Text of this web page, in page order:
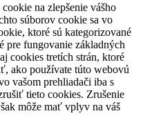
na zlepšenie vášho
súborov cookie sa vo
ktoré sú kategorizované
pre fungovanie základných
cookies tretích strán, ktoré
ako používate túto webovú
vašom prehliadači iba s
tieto cookies. Zrušenie
môže mať vplyv na váš